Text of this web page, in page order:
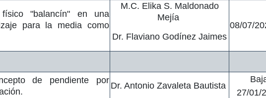
"balancín" en una
para la media como
M.C. Elika S. Maldonado
Mejía
Dr. Flaviano Godínez Jaimes
08/07/
de pendiente por
Dr. Antonio Zavaleta Bautista
27/01/